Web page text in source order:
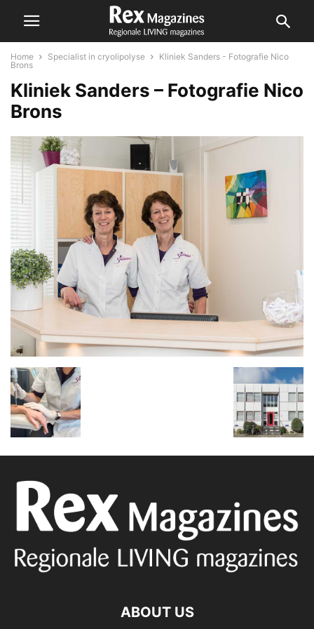
Home Specialist in cryolipolyse
Kliniek Sanders - Fotografie Nico
Brons
Kliniek Sanders – Fotografie Nico
Brons
ABOUT US